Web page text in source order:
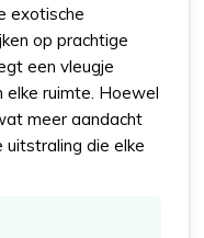
exotische
op prachtige
een vleugje
elke ruimte. Hoewel
meer aandacht
uitstraling die elke